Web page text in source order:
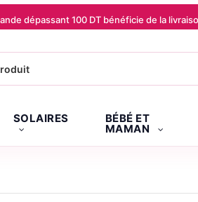
dépassant 100 DT bénéficie de la
SOLAIRES BÉBÉ ET
MAMAN